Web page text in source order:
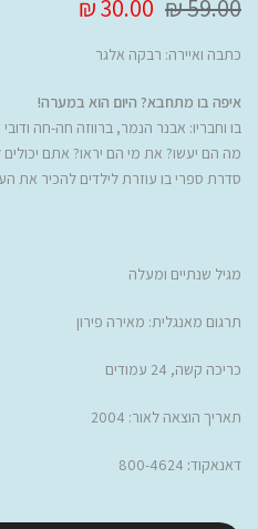
59.00 ₪
30.00 ₪
כתבה ואיירה: רבקה אלגר
איפה בו מתחבא? היום הוא במערה!
בו וחבריו: אבנר הנמר, ברווזה חה-חה
מה הם יעשו? את מי הם יראו? אתם
סדרת ספרי בו עוזרת לילדים להכיר את
מגיל שנתיים ומעלה
תרגום מאנגלית: מאירה פירון
כריכה קשה, 24 עמודים
תאריך הוצאה לאור: 2004
דאנאקוד:
800-4624